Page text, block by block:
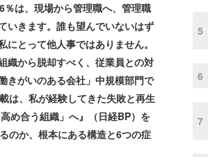
は、現場から管理職へ、管理職
いきます。誰も望んでいないはず
とって他人事ではありません。
織から脱却すべく、従業員との対
きがいのある会社」中規模部門で
は、私が経験してきた失敗と再生
め合う組織」へ』（日経BP）を
のか、根本にある構造と6つの症
5
6
7